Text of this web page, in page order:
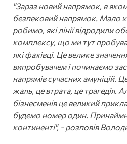
"Зараз новий напрямок, в
безпековий напрямок. Мало
робимо, які лінії відродили
комплексу, що ми тут
які фахівці. Це велике
випробувачем і починаємо
напрямів сучасних амуніцій.
жаль, це втрата, це трагедія.
бізнесменів це великий
будемо номер один.
континенті", - розповів